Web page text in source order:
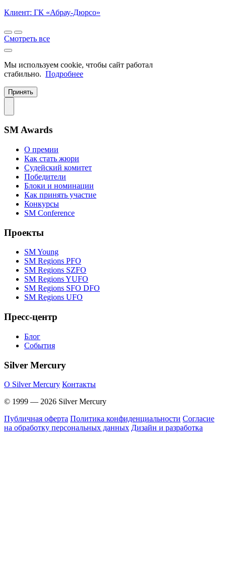
Клиент: ГК «Абрау-Дюрсо»
Смотреть все
Мы используем cookie, чтобы сайт работал
стабильно. Подробнее
Принять
SM Awards
О премии
Как стать жюри
Судейский комитет
Победители
Блоки и номинации
Как принять участие
Конкурсы
SM Conference
Проекты
SM Young
SM Regions PFO
SM Regions SZFO
SM Regions YUFO
SM Regions SFO DFO
SM Regions UFO
Пресс-центр
Блог
События
Silver Mercury
O Silver Mercury Контакты
© 1999 — 2026 Silver Mercury
Публичная оферта Политика конфиденциальности Согласие
на обработку персональных данных Дизайн и разработка